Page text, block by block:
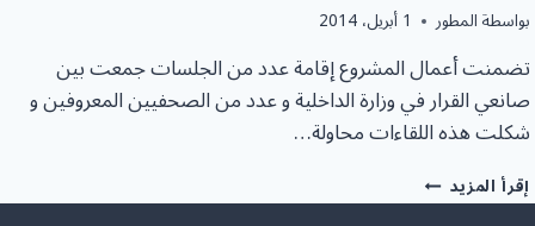
بواسطةالمطور 1 أبريل، 2014
تضمنت أعمال المشروع إقامة عدد من الجلسات جمعت بين
صانعي القرار في وزارة الداخلية و عدد من الصحفيين المعروفين و
شكلت هذه اللقاءات محاولة…
إقرأ المزيدجلسات
مع